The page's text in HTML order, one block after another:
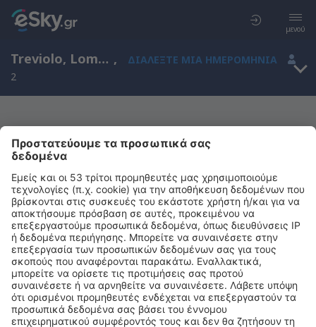
μενού
Treviolo, Lombardy, Ιταλία ,
ΔΙΑΛΈΞΤΕ ΜΙΑ ΗΜΕΡΟΜΗΝΊΑ
2
Μας συγχωρείτε, δεν υπάρχουν
αποτελέσματα για την αναζήτησή σας
Προσπαθήστε να κάνετε αναζήτηση με διαφορετικά κριτήρια